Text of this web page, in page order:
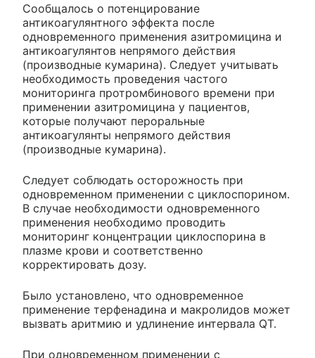
Сообщалось о потенцирование
антикоагулянтного эффекта после
одновременного применения азитромицина и
антикоагулянтов непрямого действия
(производные кумарина). Следует учитывать
необходимость проведения частого
мониторинга протромбинового времени при
применении азитромицина у пациентов,
которые получают пероральные
антикоагулянты непрямого действия
(производные кумарина).
Следует соблюдать осторожность при
одновременном применении с циклоспорином.
В случае необходимости одновременного
применения необходимо проводить
мониторинг концентрации циклоспорина в
плазме крови и соответственно
корректировать дозу.
Было установлено, что одновременное
применение терфенадина и макролидов может
вызвать аритмию и удлинение интервала QT.
При одновременном применении с